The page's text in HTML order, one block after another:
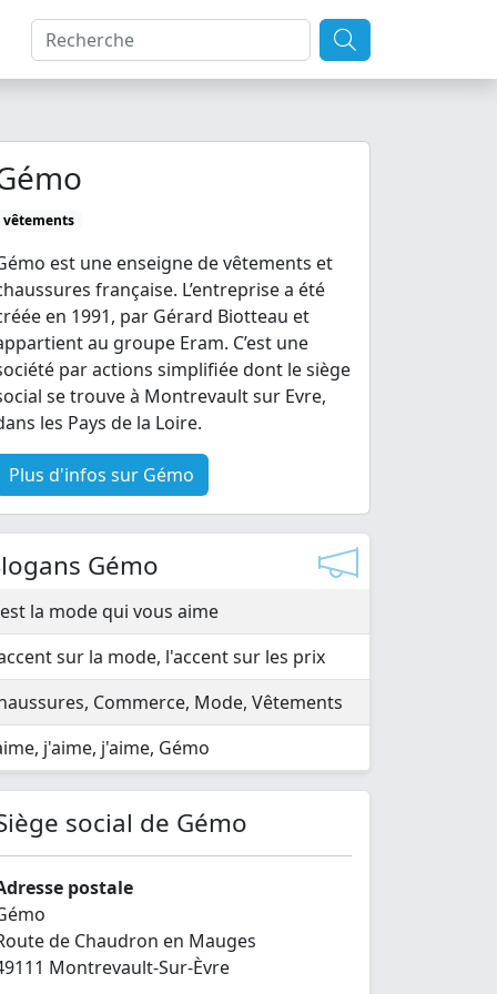
vêtements
est une enseigne de vêtements et
française. L’entreprise a été
en 1991, par Gérard Biotteau et
au groupe Eram. C’est une
par actions simplifiée dont le siège
se trouve à Montrevault sur Evre,
les Pays de la Loire.
Plus d'infos sur Gémo
Gémo
la mode qui vous aime
sur la mode, l'accent sur les prix
Commerce, Mode, Vêtements
j'aime, j'aime, Gémo
social de Gémo
postale
de Chaudron en Mauges
Montrevault-Sur-Èvre